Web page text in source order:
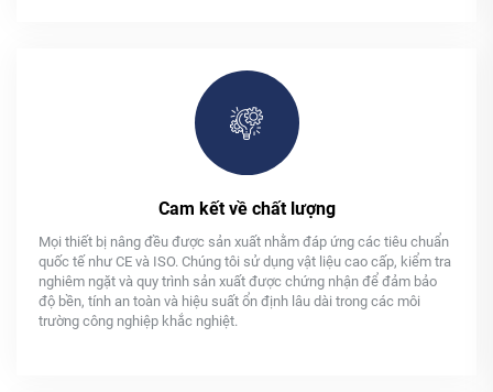
Cam kết về chất lượng
Mọi thiết bị nâng đều được sản xuất nhằm đáp ứng các tiêu chuẩn
quốc tế như CE và ISO. Chúng tôi sử dụng vật liệu cao cấp, kiểm tra
nghiêm ngặt và quy trình sản xuất được chứng nhận để đảm bảo
độ bền, tính an toàn và hiệu suất ổn định lâu dài trong các môi
trường công nghiệp khắc nghiệt.